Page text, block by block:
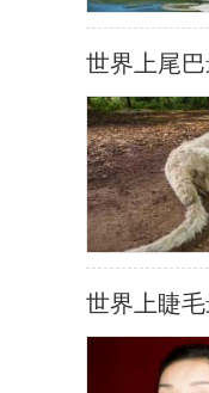
世界上尾
世界上睫